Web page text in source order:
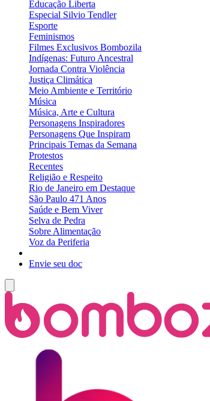
Educação Liberta
Especial Silvio Tendler
Esporte
Feminismos
Filmes Exclusivos Bombozila
Indígenas: Futuro Ancestral
Jornada Contra Violência
Justiça Climática
Meio Ambiente e Território
Música
Música, Arte e Cultura
Personagens Inspiradores
Personagens Que Inspiram
Principais Temas da Semana
Protestos
Recentes
Religião e Respeito
Rio de Janeiro em Destaque
São Paulo 471 Anos
Saúde e Bem Viver
Selva de Pedra
Sobre Alimentação
Voz da Periferia
Envie seu doc